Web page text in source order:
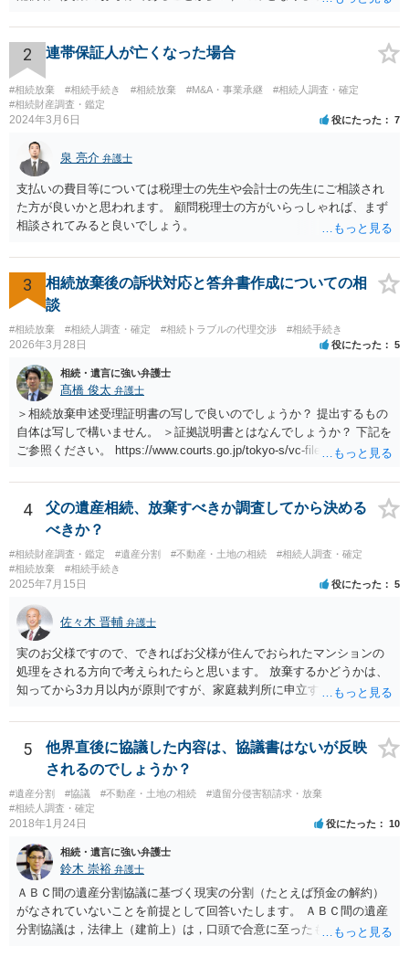
2 連帯保証人が亡くなった場合
#相続放棄 #相続手続き #相続放棄 #M&A・事業承継
#相続人調査・確定
#相続財産調査・鑑定
2024年3月6日 役にたった 7
泉 亮介 弁護士
支払いの費目等については税理士の先生や会計士の先生にご相談され
た方が良いかと思われます。 顧問税理士の方がいらっしゃれば、まず
相談されてみると良いでしょう。
3
相続放棄後の訴状対応と答弁書作成についての相
談
#相続放棄 #相続人調査・確定 #相続トラブルの代理交渉 #相続手続き
2026年3月28日 役にたった 5
相続・遺言に強い弁護士
髙橋 俊太 弁護士
＞相続放棄申述受理証明書の写しで良いのでしょうか？ 提出するもの
自体は写しで構いません。 ＞証拠説明書とはなんでしょうか？ 下記を
ご参照ください。 https://www.courts.go.jp/tokyo-s/vc-files/tokyo-s/file/
4
父の遺産相続、放棄すべきか調査してから決める
べきか？
#相続財産調査・鑑定 #遺産分割 #不動産・土地の相続
#相続人調査・確定
#相続放棄
#相続手続き
2025年7月15日 役にたった 5
佐々木 晋輔 弁護士
実のお父様ですので、できればお父様が住んでおられたマンションの
処理をされる方向で考えられたらと思います。 放棄するかどうかは、
知ってから3カ月以内が原則ですが、家庭裁判所に申立すれば3カ月の
放棄するかどうか決めることができます。 銀行やサラ金が数年も放置
することはありませんので、数年後に借金が発見される可能性はほぼ
ありません。 なお、私が扱った相続放棄を検討していた案件で、期間
伸長して調査したところ、サラ金に対する過払金など相当な財産が見
つかったため相続したという事例がありました。
5
他界直後に協議した内容は、協議書はないが反映
されるのでしょうか？
#遺産分割 #協議 #不動産・土地の相続
#遺留分侵害額請求・放棄
#相続人調査・確定
2018年1月24日 役にたった 10
相続・遺言に強い弁護士
鈴木 崇裕 弁護士
ＡＢＣ間の遺産分割協議に基づく現実の分割（たとえば預金の解約）
がなされていないことを前提として回答いたします。 ＡＢＣ間の遺産
分割協議は，法律上（建前上）は，口頭で合意に至ったものであって